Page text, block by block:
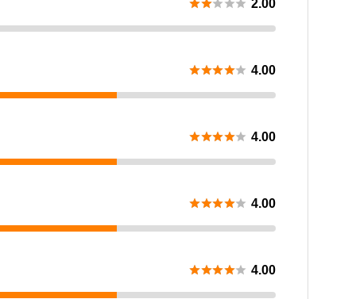
 2.00
 4.00
 4.00
 4.00
 4.00